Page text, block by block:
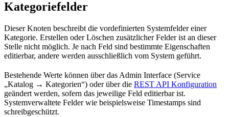
Kategoriefelder
Dieser Knoten beschreibt die vordefinierten Systemfelder einer
Kategorie. Erstellen oder Löschen zusätzlicher Felder ist an dieser
Stelle nicht möglich. Je nach Feld sind bestimmte Eigenschaften
editierbar, andere werden ausschließlich vom System geführt.
Bestehende Werte können über das Admin Interface (Service
„Katalog → Kategorien“) oder über die REST API Konfiguration
geändert werden, sofern das jeweilige Feld editierbar ist.
Systemverwaltete Felder wie beispielsweise Timestamps sind
schreibgeschützt.